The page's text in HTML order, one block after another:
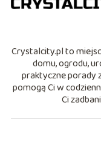
Crystalcity.pl to
domu, ogrodu,
praktyczne porady
pomogą Ci w
Ci